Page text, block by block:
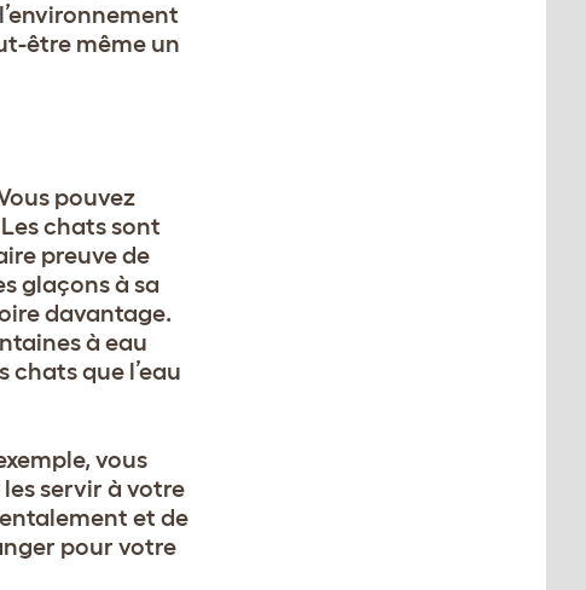
être même un
pouvez
chats sont
preuve de
glaçons à sa
davantage.
à eau
que l’eau
vous
servir à votre
et de
pour votre